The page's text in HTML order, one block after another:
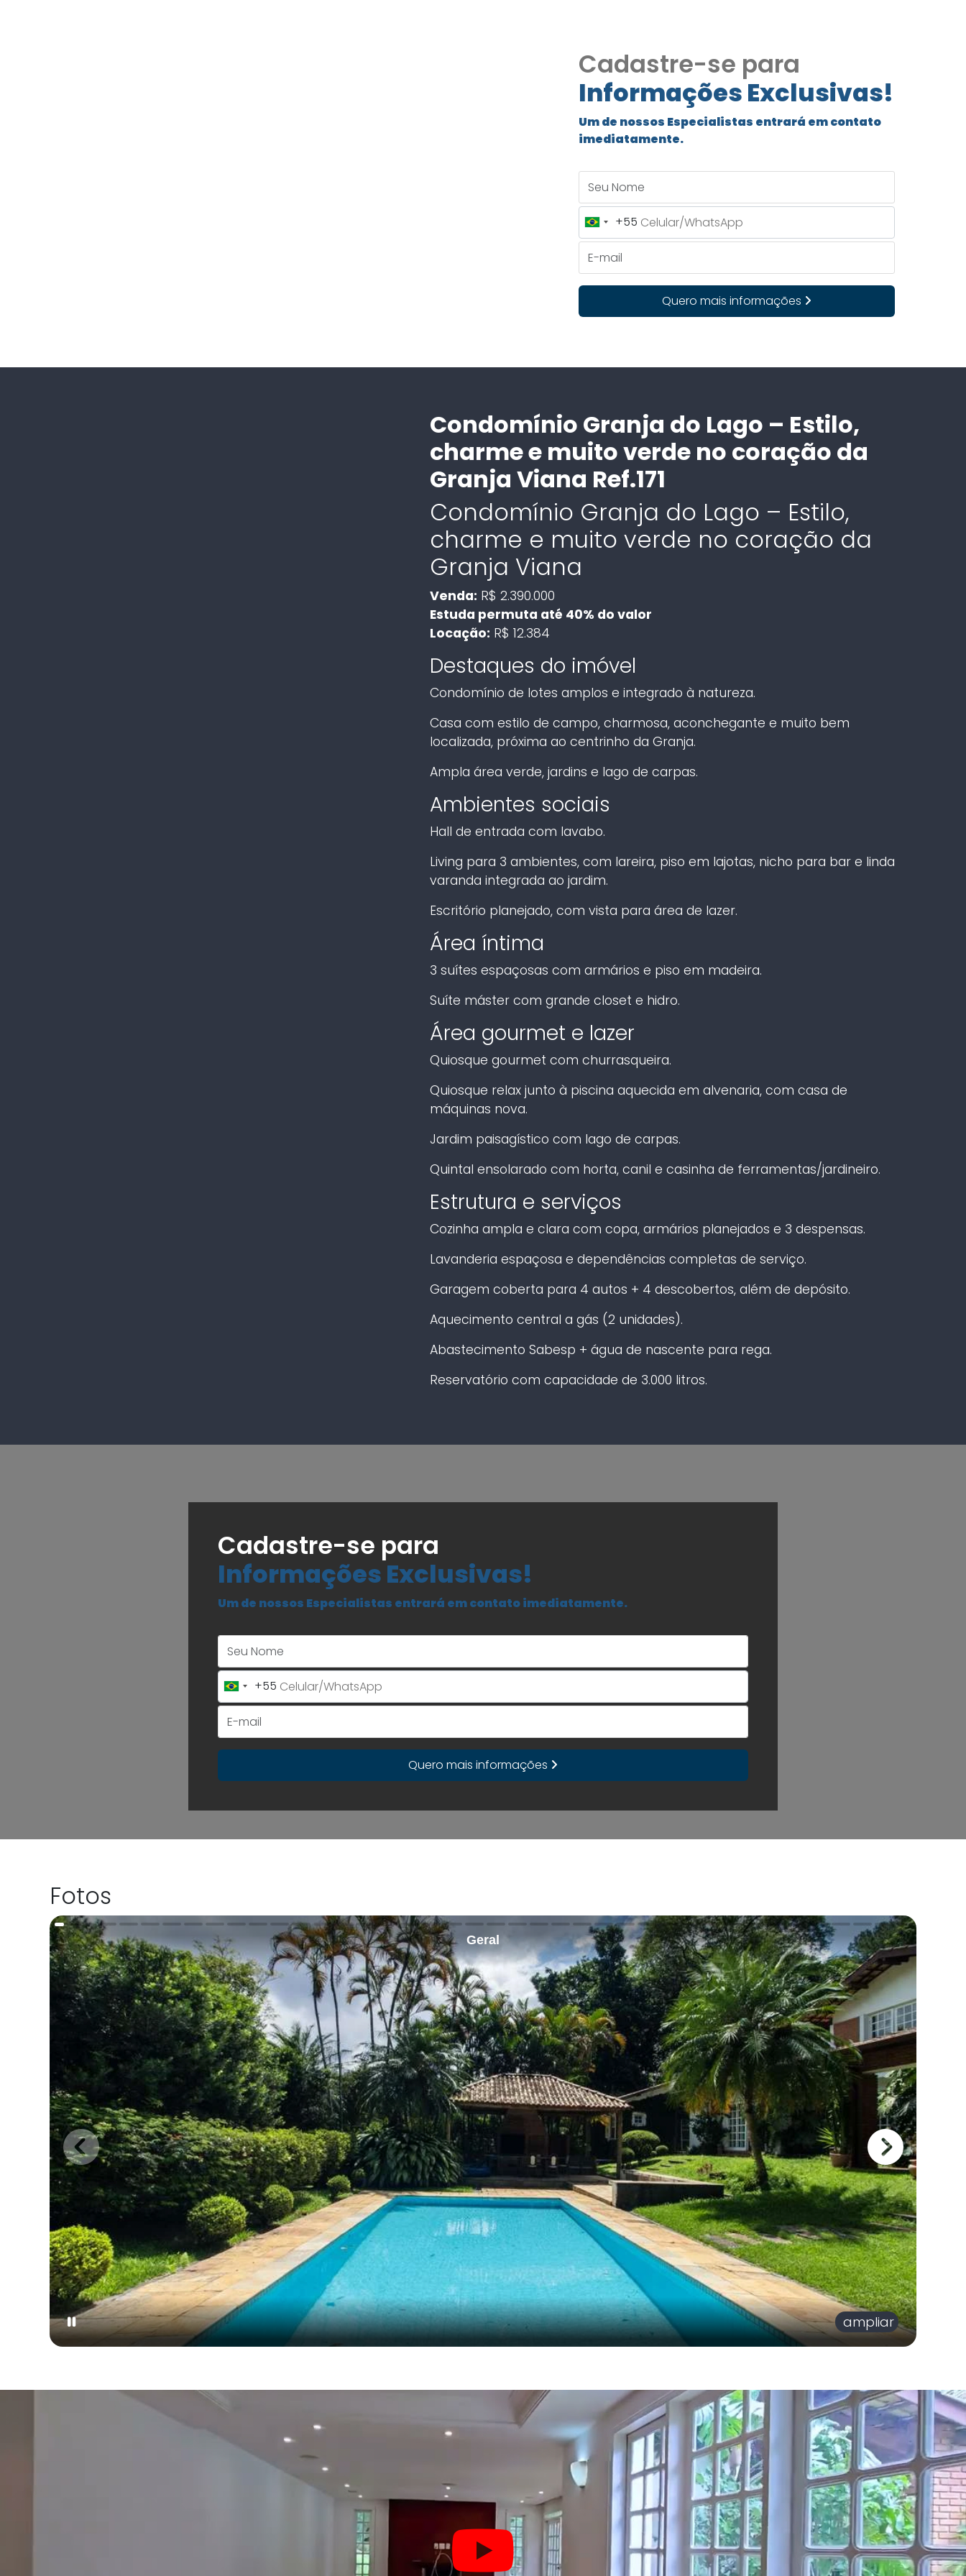
Cadastre-se para
Informações Exclusivas!
Um de nossos Especialistas entrará em contato
imediatamente.
Brazil
+55
+55
Quero mais informações
Condomínio Granja do Lago – Estilo,
charme e muito verde no coração da
Granja Viana Ref.171
Condomínio Granja do Lago – Estilo,
charme e muito verde no coração da
Granja Viana
Venda: R$ 2.390.000
Estuda permuta até 40% do valor
Locação: R$ 12.384
Destaques do imóvel
Condomínio de lotes amplos e integrado à natureza.
Casa com estilo de campo, charmosa, aconchegante e muito bem
localizada, próxima ao centrinho da Granja.
Ampla área verde, jardins e lago de carpas.
Ambientes sociais
Hall de entrada com lavabo.
Living para 3 ambientes, com lareira, piso em lajotas, nicho para bar e linda
varanda integrada ao jardim.
Escritório planejado, com vista para área de lazer.
Área íntima
3 suítes espaçosas com armários e piso em madeira.
Suíte máster com grande closet e hidro.
Área gourmet e lazer
Quiosque gourmet com churrasqueira.
Quiosque relax junto à piscina aquecida em alvenaria, com casa de
máquinas nova.
Jardim paisagístico com lago de carpas.
Quintal ensolarado com horta, canil e casinha de ferramentas/jardineiro.
Estrutura e serviços
Cozinha ampla e clara com copa, armários planejados e 3 despensas.
Lavanderia espaçosa e dependências completas de serviço.
Garagem coberta para 4 autos + 4 descobertos, além de depósito.
Aquecimento central a gás (2 unidades).
Abastecimento Sabesp + água de nascente para rega.
Reservatório com capacidade de 3.000 litros.
Cadastre-se para
Informações Exclusivas!
Um de nossos Especialistas entrará em contato imediatamente.
Brazil
+55
+55
Quero mais informações
Fotos
Geral
ampliar